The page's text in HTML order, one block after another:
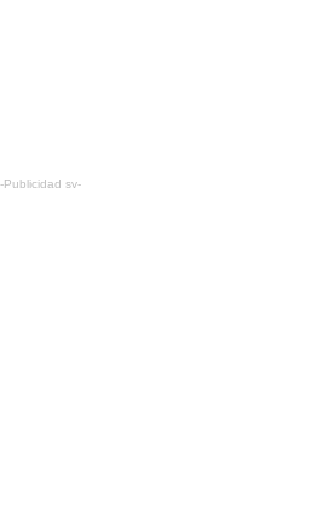
-Publicidad sv-